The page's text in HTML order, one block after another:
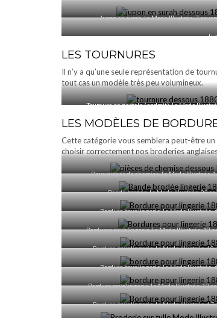
Jupon en surah, La Mode Illustrée, 7
LES TOURNURES
Il n’y a qu’une seule représentation de
tout cas un modèle très peu volumineux.
Tournure en percale (endroit), La Mode
LES MODÈLES DE
Cette catégorie vous semblera peut-être
choisir correctement nos broderies
Deux pièces de chemise, La Mode Illustrée,
Bande brodée, La Mode Illustrée, 22
Bordure pour lingerie, La Mode Illustrée,
Bordures pour lingerie, La Mode Illustrée, 12
Bordure pour lingerie, La Mode Illustrée, 10
Bordure pour lingerie, La Mode Illustrée,
Bordure pour lingerie, La Mode Illustrée, 12
Bordure pour lingerie, La Mode Illustrée, 17